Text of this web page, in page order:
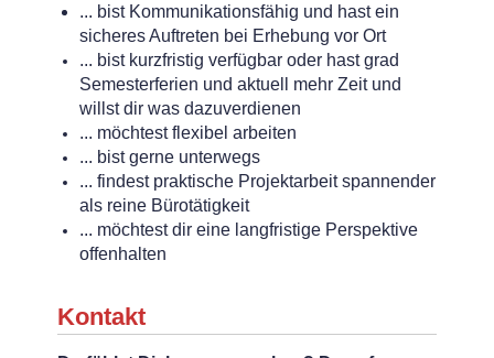
... bist Kommunikationsfähig und hast ein
sicheres Auftreten bei Erhebung vor Ort
... bist kurzfristig verfügbar oder hast grad
Semesterferien und aktuell mehr Zeit und
willst dir was dazuverdienen
... möchtest flexibel arbeiten
... bist gerne unterwegs
... findest praktische Projektarbeit spannender
als reine Bürotätigkeit
... möchtest dir eine langfristige Perspektive
offenhalten
Kontakt